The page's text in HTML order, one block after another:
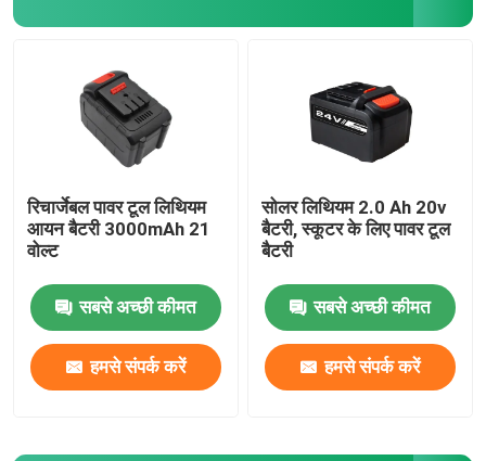
रिचार्जेबल पावर टूल लिथियम
आयन बैटरी 3000mAh 21
वोल्ट
सबसे अच्छी कीमत
हमसे संपर्क करें
सोलर लिथियम 2.0 Ah 20v
बैटरी, स्कूटर के लिए पावर टूल
बैटरी
सबसे अच्छी कीमत
हमसे संपर्क करें